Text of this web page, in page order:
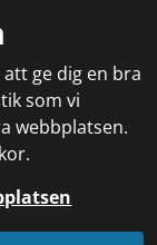
ge dig en bra
som vi
webbplatsen.